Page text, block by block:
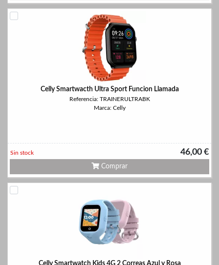
Celly Smartwacth Ultra Sport Funcion Llamada
Referencia: TRAINERULTRABK
Marca: Celly
46,00 €
Sin stock
Comprar
Celly Smartwatch Kids 4G 2 Correas Azul y Rosa